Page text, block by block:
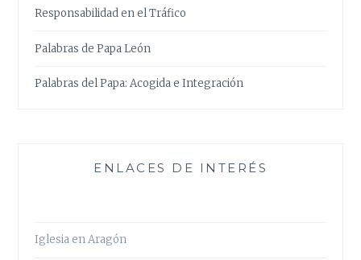
Responsabilidad en el Tráfico
Palabras de Papa León
Palabras del Papa: Acogida e Integración
ENLACES DE INTERÉS
Iglesia en Aragón